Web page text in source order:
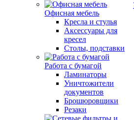
Офисная мебель
Кресла и стулья
Аксессуары для
кресел
Столы, подставки
Работа с бумагой
Ламинаторы
Уничтожители
документов
Брошюровщики
Резаки